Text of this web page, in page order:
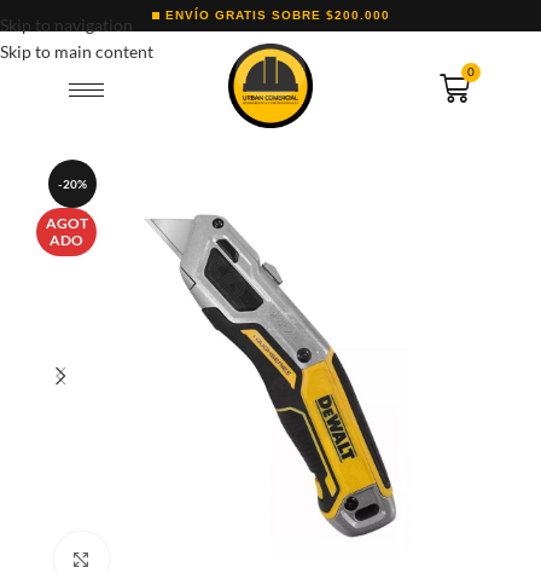
Skip to navigation
Skip to main content
ENVÍO GRATIS SOBRE $200.000
0
-20%
AGOT
ADO